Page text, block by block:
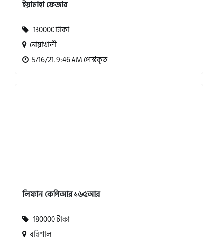
ইয়ামাহা ফেজার
130000 টাকা
নোয়াখালী
5/16/21, 9:46 AM পোস্টকৃত
লিফান কেপিআর ১৬৫আর
180000 টাকা
বরিশাল